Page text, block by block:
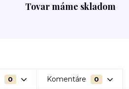
Tovar máme skladom
0 Komentáre 0